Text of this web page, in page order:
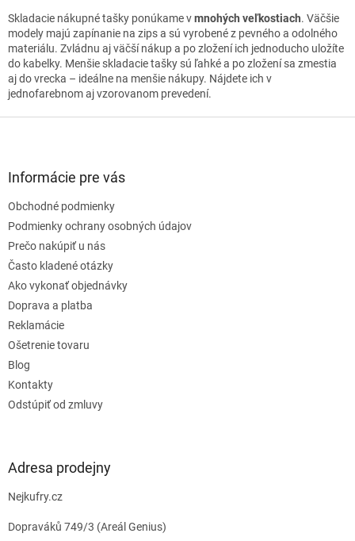
Skladacie nákupné tašky ponúkame vmnohých veľkostiach. Väčšie
modely majú zapínanie na zips a sú vyrobené z pevného a odolného
materiálu. Zvládnu aj väčší nákup a po zložení ich jednoducho uložíte
do kabelky. Menšie skladacie tašky sú ľahké a po zložení sa zmestia
aj do vrecka – ideálne na menšie nákupy. Nájdete ich v
jednofarebnom aj vzorovanom prevedení.
Informácie pre vás
Obchodné podmienky
Podmienky ochrany osobných údajov
Prečo nakúpiť u nás
Často kladené otázky
Ako vykonať objednávky
Doprava a platba
Reklamácie
Ošetrenie tovaru
Blog
Kontakty
Odstúpiť od zmluvy
Adresa prodejny
Nejkufry.cz
Dopraváků 749/3 (Areál Genius)